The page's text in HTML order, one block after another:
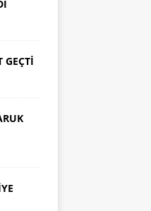
GEÇTİ